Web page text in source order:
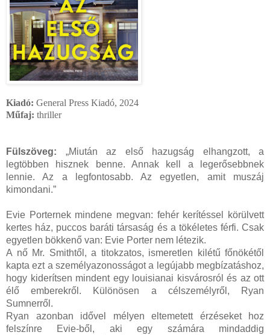
Kiadó: General Press Kiadó, 2024
Műfaj: thriller
Fülszöveg: „Miután az első hazugság elhangzott, a
legtöbben hisznek benne. Annak kell a legerősebbnek
lennie. Az a legfontosabb. Az egyetlen, amit muszáj
kimondani.”
Evie Porternek mindene megvan: fehér kerítéssel körülvett
kertes ház, puccos baráti társaság és a tökéletes férfi. Csak
egyetlen bökkenő van: Evie Porter nem létezik.
A nő Mr. Smithtől, a titokzatos, ismeretlen kilétű főnökétől
kapta ezt a személyazonosságot a legújabb megbízatáshoz,
hogy kiderítsen mindent egy louisianai kisvárosról és az ott
élő emberekről. Különösen a célszemélyről, Ryan
Sumnerről.
Ryan azonban idővel mélyen eltemetett érzéseket hoz
felszínre Evie-ből, aki egy számára mindaddig